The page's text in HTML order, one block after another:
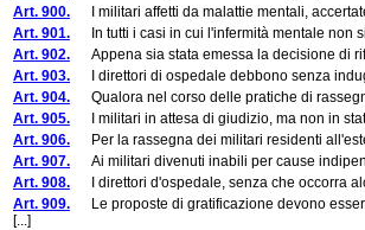
Art. 900. I militari affetti da malattie mentali,
Art. 901. In tutti i casi in cui l'infermità mentale non
Art. 902. Appena sia stata emessa la decisione di
Art. 903. I direttori di ospedale debbono senza
Art. 904. Qualora nel corso delle pratiche di
Art. 905. I militari in attesa di giudizio, ma non in
Art. 906. Per la rassegna dei militari residenti
Art. 907. Ai militari divenuti inabili per cause
Art. 908. I direttori d'ospedale, senza che occorra
Art. 909. Le proposte di gratificazione devono
[...]